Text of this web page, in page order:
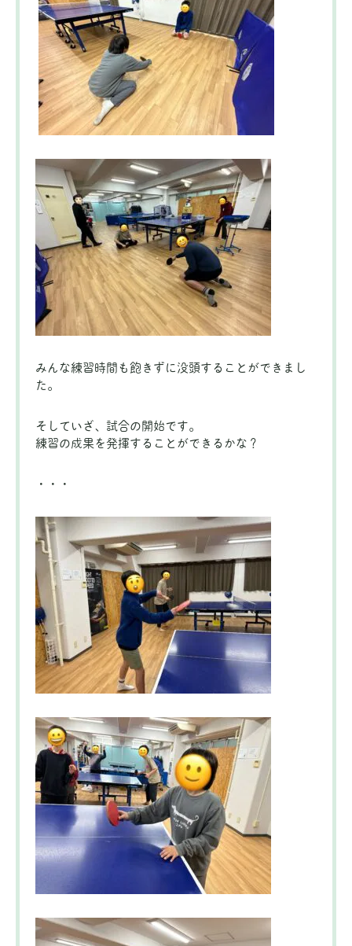
みんな練習時間も飽きずに没頭することができまし
た。
そしていざ、試合の開始です。
練習の成果を発揮することができるかな？
・・・